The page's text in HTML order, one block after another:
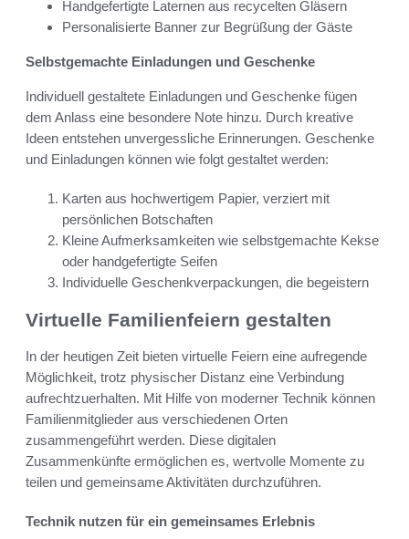
Handgefertigte Laternen aus recycelten Gläsern
Personalisierte Banner zur Begrüßung der Gäste
Selbstgemachte Einladungen und Geschenke
Individuell gestaltete Einladungen und Geschenke fügen
dem Anlass eine besondere Note hinzu. Durch kreative
Ideen entstehen unvergessliche Erinnerungen. Geschenke
und Einladungen können wie folgt gestaltet werden:
Karten aus hochwertigem Papier, verziert mit
persönlichen Botschaften
Kleine Aufmerksamkeiten wie selbstgemachte Kekse
oder handgefertigte Seifen
Individuelle Geschenkverpackungen, die begeistern
Virtuelle Familienfeiern gestalten
In der heutigen Zeit bieten virtuelle Feiern eine aufregende
Möglichkeit, trotz physischer Distanz eine Verbindung
aufrechtzuerhalten. Mit Hilfe von moderner Technik können
Familienmitglieder aus verschiedenen Orten
zusammengeführt werden. Diese digitalen
Zusammenkünfte ermöglichen es, wertvolle Momente zu
teilen und gemeinsame Aktivitäten durchzuführen.
Technik nutzen für ein gemeinsames Erlebnis